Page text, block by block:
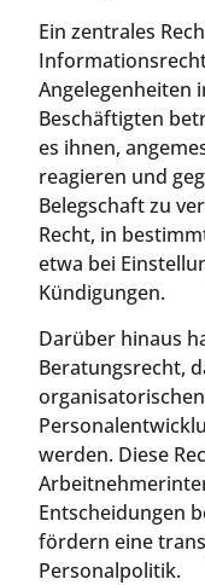
Ein zentrales
Angelegenheiten
Beschäftigten
es ihnen,
reagieren und
Belegschaft zu
Recht, in
etwa bei
Kündigungen.
Darüber hinaus
Beratungsrecht,
werden. Diese
Entscheidungen
fördern eine
Personalpolitik.